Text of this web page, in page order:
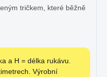
tričkem, které běžně
a H = délka rukávu.
Výrobní